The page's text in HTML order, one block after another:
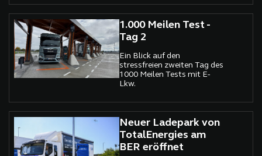
Holding Salzburg, mit einer
Reihe ambitionierter
Projekte. Jüngstes Beispiel:
Ladepark für die Culligan
Austria GmbH in Haid.
Ein mutiger, aber
notwendiger Vorstoß –
gerade in einem Sektor, der
traditionell von Diesel
dominiert wird.
1.000 Meilen Test -
Tag 2
Ein Blick auf den
stressfreien zweiten Tag des
1000 Meilen Tests mit E-
Lkw.
Neuer Ladepark von
TotalEnergies am
BER eröffnet